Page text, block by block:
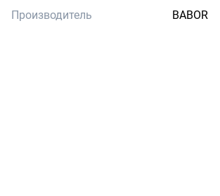
Производитель
BABOR